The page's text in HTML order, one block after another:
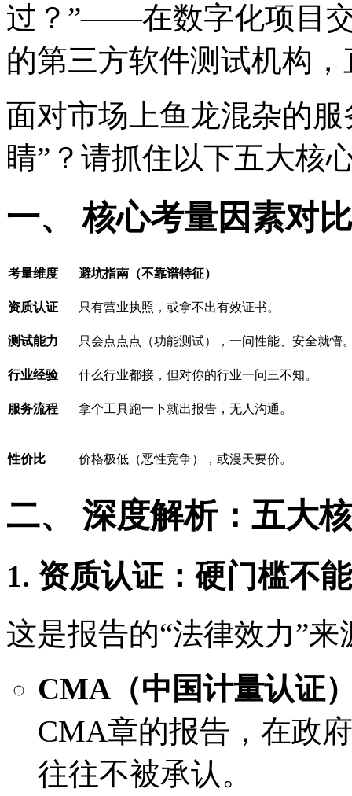
过？”——在数字化项目
的第三方软件测试机构
面对市场上鱼龙混杂的
睛”？请抓住以下五大核
一、 核心考量因素对
考量维度 避坑指南（不靠谱特征）
资质认证 只有营业执照，或拿不出有效证书。
测试能力 只会点点点（功能测试），一问性能、安全就懵
行业经验 什么行业都接，但对你的行业一问三不知。
服务流程 拿个工具跑一下就出报告，无人沟通。
性价比 价格极低（恶性竞争），或漫天要价。
二、 深度解析：五大
1. 资质认证：硬门槛不
这是报告的“法律效力”来
CMA（中国计量认证
CMA章的报告，在政
往往不被承认。